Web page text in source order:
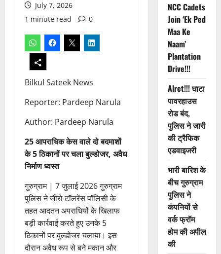
July 7, 2026
1 minute read
0
Bilkul Sateek News
Reporter: Pardeep Narula
Author: Pardeep Narula
25 आपराधिक केस वाले दो बदमाशों
के 5 ठिकानों पर चला बुल्डोजर, अवैध
निर्माण ध्वस्त
गुरुग्राम | 7 जुलाई 2026 गुरुग्राम
पुलिस ने जीरो टॉलरेंस पॉलिसी के
तहत आदतन अपराधियों के खिलाफ
बड़ी कार्रवाई करते हुए उनके 5
ठिकानों पर बुल्डोजर चलाया। इस
दौरान अवैध रूप से बने मकान और
NCC Cadets
Join ‘Ek Ped
Maa Ke
Naam’
Plantation
Drive!!!
Alret!!! घाटा
पावरहाउस
रोड बंद,
पुलिस ने जारी
की ट्रैफिक
एडवाइजरी
भारी बारिश के
बीच गुरुग्राम
पुलिस ने
कंपनियों से
वर्क फ्रॉम
होम की अपील
की